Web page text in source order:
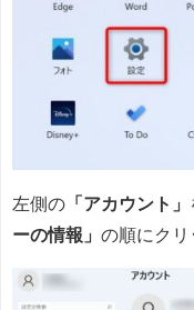
左側の 「アカウント」
ーの情報」 の順にクリ